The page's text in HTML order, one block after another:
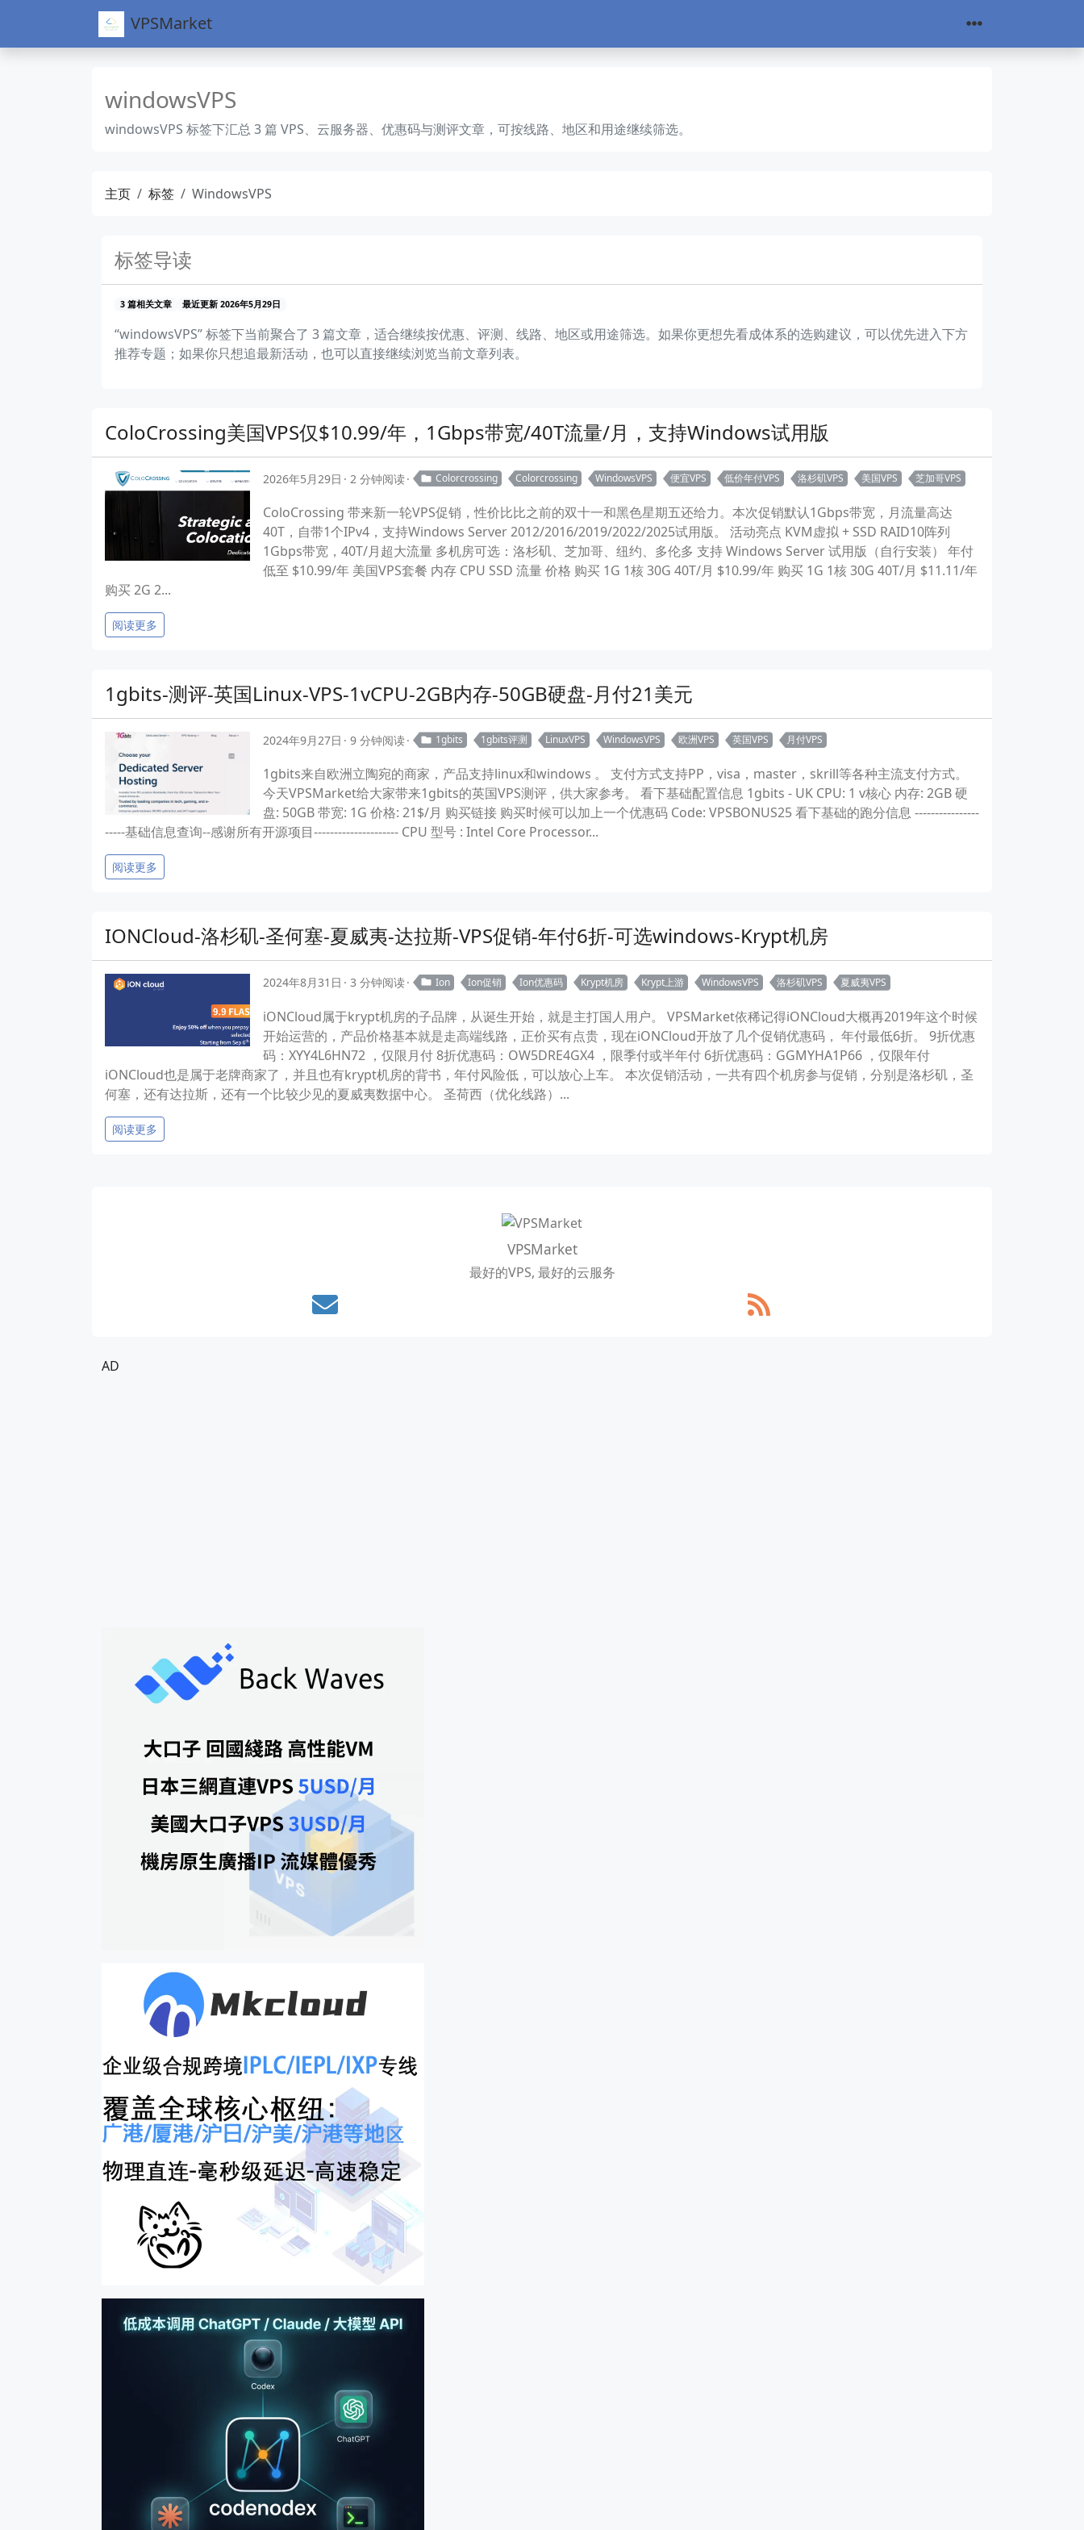
VPSMarket
windowsVPS
windowsVPS 标签下汇总 3 篇 VPS、云服务器、优惠码与测评文章，可按线路、地区和用途继续筛选。
主页 标签 WindowsVPS
标签导读
3 篇相关文章 最近更新 2026年5月29日
“windowsVPS” 标签下当前聚合了 3 篇文章，适合继续按优惠、评测、线路、地区或用途筛选。如果你更想先看成体系的选购建议，可以优先进入下方
推荐专题；如果你只想追最新活动，也可以直接继续浏览当前文章列表。
ColoCrossing美国VPS仅$10.99/年，1Gbps带宽/40T流量/月，支持Windows试用版
2026年5月29日 2 分钟阅读 Colorcrossing Colorcrossing WindowsVPS 便宜VPS 低价年付VPS 洛杉矶VPS 美国VPS 芝加哥VPS
ColoCrossing 带来新一轮VPS促销，性价比比之前的双十一和黑色星期五还给力。本次促销默认1Gbps带宽，月流量高达
40T，自带1个IPv4，支持Windows Server 2012/2016/2019/2022/2025试用版。 活动亮点 KVM虚拟 + SSD RAID10阵列
1Gbps带宽，40T/月超大流量 多机房可选：洛杉矶、芝加哥、纽约、多伦多 支持 Windows Server 试用版（自行安装） 年付
低至 $10.99/年 美国VPS套餐 内存 CPU SSD 流量 价格 购买 1G 1核 30G 40T/月 $10.99/年 购买 1G 1核 30G 40T/月 $11.11/年
购买 2G 2...
阅读更多
1gbits-测评-英国Linux-VPS-1vCPU-2GB内存-50GB硬盘-月付21美元
2024年9月27日 9 分钟阅读 1gbits 1gbits评测 LinuxVPS WindowsVPS 欧洲VPS 英国VPS 月付VPS
1gbits来自欧洲立陶宛的商家，产品支持linux和windows 。 支付方式支持PP，visa，master，skrill等各种主流支付方式。
今天VPSMarket给大家带来1gbits的英国VPS测评，供大家参考。 看下基础配置信息 1gbits - UK CPU: 1 v核心 内存: 2GB 硬
盘: 50GB 带宽: 1G 价格: 21$/月 购买链接 购买时候可以加上一个优惠码 Code: VPSBONUS25 看下基础的跑分信息 ----------------
-----基础信息查询--感谢所有开源项目--------------------- CPU 型号 : Intel Core Processor...
阅读更多
IONCloud-洛杉矶-圣何塞-夏威夷-达拉斯-VPS促销-年付6折-可选windows-Krypt机房
2024年8月31日 3 分钟阅读 Ion Ion促销 Ion优惠码 Krypt机房 Krypt上游 WindowsVPS 洛杉矶VPS 夏威夷VPS
iONCloud属于krypt机房的子品牌，从诞生开始，就是主打国人用户。 VPSMarket依稀记得iONCloud大概再2019年这个时候
开始运营的，产品价格基本就是走高端线路，正价买有点贵，现在iONCloud开放了几个促销优惠码， 年付最低6折。 9折优惠
码：XYY4L6HN72 ，仅限月付 8折优惠码：OW5DRE4GX4 ，限季付或半年付 6折优惠码：GGMYHA1P66 ，仅限年付
iONCloud也是属于老牌商家了，并且也有krypt机房的背书，年付风险低，可以放心上车。 本次促销活动，一共有四个机房参与促销，分别是洛杉矶，圣
何塞，还有达拉斯，还有一个比较少见的夏威夷数据中心。 圣荷西（优化线路）...
阅读更多
VPSMarket
最好的VPS, 最好的云服务
AD